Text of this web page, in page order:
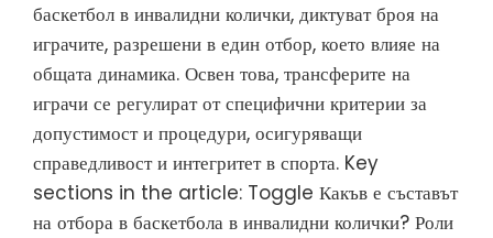
баскетбол в инвалидни колички, диктуват броя на
играчите, разрешени в един отбор, което влияе на
общата динамика. Освен това, трансферите на
играчи се регулират от специфични критерии за
допустимост и процедури, осигуряващи
справедливост и интегритет в спорта. Key
sections in the article: Toggle Какъв е съставът
на отбора в баскетбола в инвалидни колички? Роли